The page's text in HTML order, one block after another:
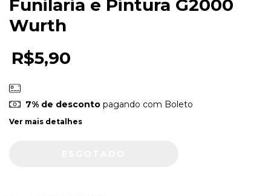
Funilaria e Pintura G2000
Wurth
R$5,90
7% de descontopagando com Boleto
Ver mais detalhes